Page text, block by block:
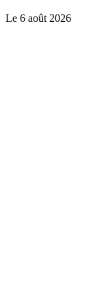
Le 6 août 2026